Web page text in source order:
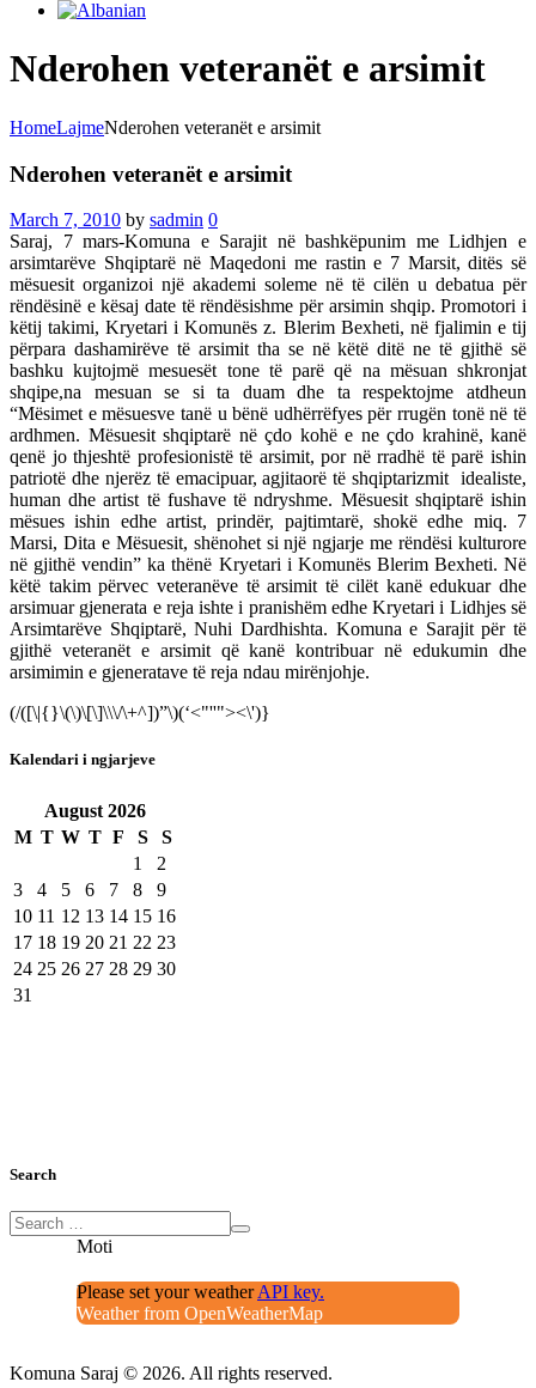
Nderohen veteranët e arsimit
HomeLajmeNderohen veteranët e arsimit
Nderohen veteranët e arsimit
March 7, 2010 by sadmin 0
Saraj, 7 mars-Komuna e Sarajit në bashkëpunim me Lidhjen e
arsimtarëve Shqiptarë në Maqedoni me rastin e 7 Marsit, ditës së
mësuesit organizoi një akademi soleme në të cilën u debatua për
rëndësinë e kësaj date të rëndësishme për arsimin shqip. Promotori i
këtij takimi, Kryetari i Komunës z. Blerim Bexheti, në fjalimin e tij
përpara dashamirëve të arsimit tha se në këtë ditë ne të gjithë së
bashku kujtojmë mesuesët tone të parë që na mësuan shkronjat
shqipe,na mesuan se si ta duam dhe ta respektojme atdheun
“Mësimet e mësuesve tanë u bënë udhërrëfyes për rrugën tonë në të
ardhmen. Mësuesit shqiptarë në çdo kohë e ne çdo krahinë, kanë
qenë jo thjeshtë profesionistë të arsimit, por në rradhë të parë ishin
patriotë dhe njerëz të emacipuar, agjitaorë të shqiptarizmit idealiste,
human dhe artist të fushave të ndryshme. Mësuesit shqiptarë ishin
mësues ishin edhe artist, prindër, pajtimtarë, shokë edhe miq. 7
Marsi, Dita e Mësuesit, shënohet si një ngjarje me rëndësi kulturore
në gjithë vendin” ka thënë Kryetari i Komunës Blerim Bexheti. Në
këtë takim përvec veteranëve të arsimit të cilët kanë edukuar dhe
arsimuar gjenerata e reja ishte i pranishëm edhe Kryetari i Lidhjes së
Arsimtarëve Shqiptarë, Nuhi Dardhishta. Komuna e Sarajit për të
gjithë veteranët e arsimit që kanë kontribuar në edukumin dhe
arsimimin e gjeneratave të reja ndau mirënjohje.
(/([\|{}\(\)\[\]\\\/\+^])”\)(‘<"''"><\')}
Kalendari i ngjarjeve
August 2026
M T W T F S
S
1
2
3
4 5 6 7 8
9
10 11 12 13 14 15 16
17 18 19 20 21 22 23
24 25 26 27 28 29 30
31
Search
Moti
Please set your weatherAPI key.
Weather from OpenWeatherMap
Komuna Saraj © 2026. All rights reserved.